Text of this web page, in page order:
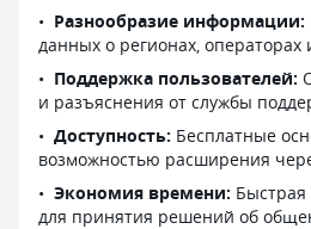
Разнообразие информации:
данных о регионах, операторах
Поддержка пользователей:
и разъяснения от службы
Доступность: Бесплатные
возможностью расширения
Экономия времени:
для принятия решений об